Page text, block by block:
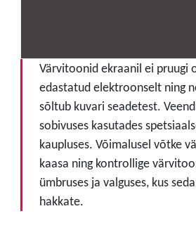
Värvitoonid ekraanil ei pruugi
edastatud elektroonselt ning
sõltub kuvari seadetest.
sobivuses kasutades
kaupluses. Võimalusel võtke
kaasa ning kontrollige
ümbruses ja valguses, kus
hakkate.